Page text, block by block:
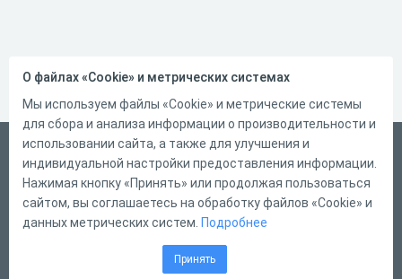
Русский
Справка
Форма обратной связи
О файлах «Cookie» и метрических системах
Мы используем файлы «Cookie» и метрические системы
для сбора и анализа информации о производительности и
использовании сайта, а также для улучшения и
индивидуальной настройки предоставления информации.
Нажимая кнопку «Принять» или продолжая пользоваться
сайтом, вы соглашаетесь на обработку файлов «Cookie» и
данных метрических систем. Подробнее
Принять